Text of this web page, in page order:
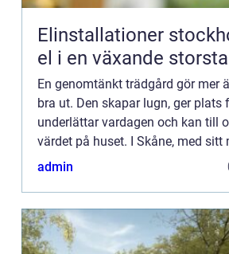
Elinstallationer stockholm
el i en växande
En genomtänkt trädgård gör mer
bra ut. Den skapar lugn, ger plats
underlättar vardagen och kan till
värdet på huset. I Skåne, med sitt
admin